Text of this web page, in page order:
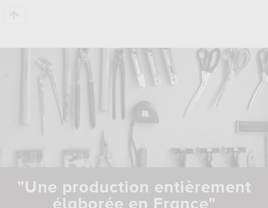
"Une production entièrement
élaborée en France"